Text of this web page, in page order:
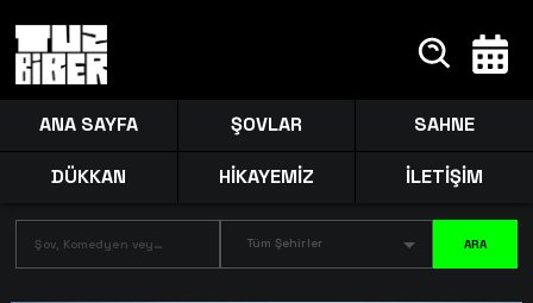
ANA SAYFA ŞOVLAR SAHNE
DÜKKAN HİKAYEMİZ İLETİŞİM
Tüm Şehirler ARA